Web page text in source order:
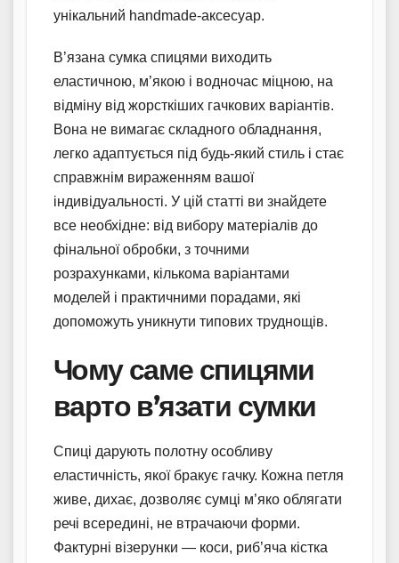
унікальний handmade-аксесуар.
В’язана сумка спицями виходить
еластичною, м’якою і водночас міцною, на
відміну від жорсткіших гачкових варіантів.
Вона не вимагає складного обладнання,
легко адаптується під будь-який стиль і стає
справжнім вираженням вашої
індивідуальності. У цій статті ви знайдете
все необхідне: від вибору матеріалів до
фінальної обробки, з точними
розрахунками, кількома варіантами
моделей і практичними порадами, які
допоможуть уникнути типових труднощів.
Чому саме спицями
варто в’язати сумки
Спиці дарують полотну особливу
еластичність, якої бракує гачку. Кожна петля
живе, дихає, дозволяє сумці м’яко облягати
речі всередині, не втрачаючи форми.
Фактурні візерунки — коси, риб’яча кістка